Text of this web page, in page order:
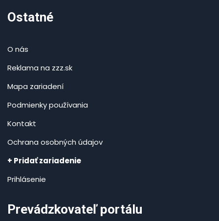
Ostatné
O nás
Reklama na zzz.sk
Mapa zariadení
Podmienky používania
Kontakt
Ochrana osobných údajov
+ Pridať zariadenie
Prihlásenie
Prevádzkovateľ portálu